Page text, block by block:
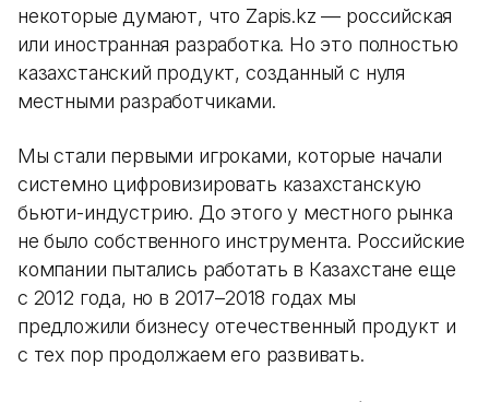
некоторые думают, что Zapis.kz — российская
или иностранная разработка. Но это полностью
казахстанский продукт, созданный с нуля
местными разработчиками.
Мы стали первыми игроками, которые начали
системно цифровизировать казахстанскую
бьюти-индустрию. До этого у местного рынка
не было собственного инструмента. Российские
компании пытались работать в Казахстане еще
с 2012 года, но в 2017–2018 годах мы
предложили бизнесу отечественный продукт и
с тех пор продолжаем его развивать.